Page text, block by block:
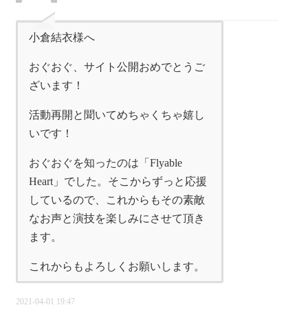
小倉結衣様へ
おぐおぐ、サイト公開おめでとうご
ざいます！
活動再開と聞いてめちゃくちゃ嬉し
いです！
おぐおぐを知ったのは「Flyable
Heart」でした。そこからずっと応援
しているので、これからもその素敵
なお声と演技を楽しみにさせて頂き
ます。
これからもよろしくお願いします。
2021-04-01 19:47